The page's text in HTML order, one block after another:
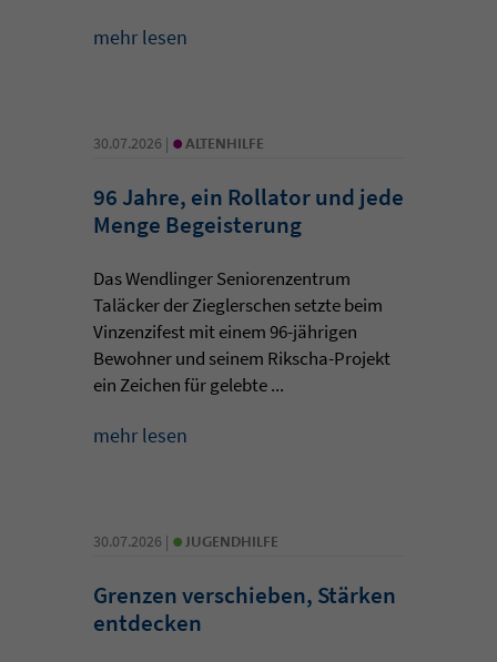
mehr lesen
30.07.2026 | • ALTENHILFE
96 Jahre, ein Rollator und jede
Menge Begeisterung
Das Wendlinger Seniorenzentrum
Taläcker der Zieglerschen setzte beim
Vinzenzifest mit einem 96-jährigen
Bewohner und seinem Rikscha-Projekt
ein Zeichen für gelebte ...
mehr lesen
30.07.2026 | • JUGENDHILFE
Grenzen verschieben, Stärken
entdecken